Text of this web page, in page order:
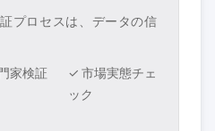
プロセスは、データの信
家検証
✓ 市場実態チェ
ック